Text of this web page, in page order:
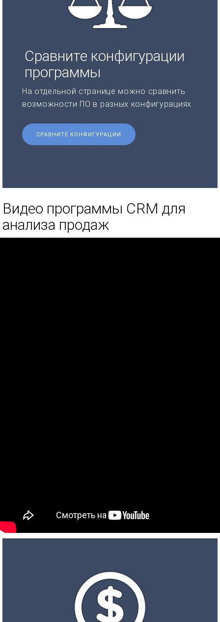
Сравните конфигурации
программы
На отдельной странице можно сравнить
возможности ПО в разных конфигурациях.
СРАВНИТЕ КОНФИГУРАЦИИ
Видео программы CRM для
анализа продаж